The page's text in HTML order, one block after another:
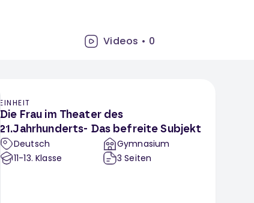
Videos • 0
EINHEIT
Die Frau im Theater des
21.Jahrhunderts- Das befreite Subjekt
Deutsch
11-13. Klasse
Gymnasium
3 Seiten